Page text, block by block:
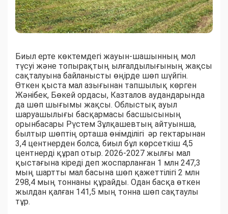
Биыл ерте көктемдегі жауын-шашынның мол
түсуі және топырақтың ылғалдылығының жақсы
сақталуына байланысты өңірде шөп шүйгін.
Өткен қыста мал азығынан тапшылық көрген
Жәнібек, Бөкей ордасы, Казталов аудандарында
да шөп шығымы жақсы. Облыстық ауыл
шаруашылығы басқармасы басшысының
орынбасары Рүстем Зұлқашевтың айтуынша,
былтыр шөптің орташа өнімділігі әр гектарынан
3,4 центнерден болса, биыл бұл көрсеткіш 4,5
центнерді құрап отыр. 2026-2027 жылғы мал
қыстағына кіреді деп жоспарланған 1 млн 247,3
мың шартты мал басына шөп қажеттілігі 2 млн
298,4 мың тоннаны құрайды. Одан басқа өткен
жылдан қалған 141,5 мың тонна шөп сақтаулы
тұр.